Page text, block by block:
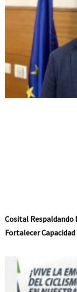
Cosital Respaldando
Fortalecer